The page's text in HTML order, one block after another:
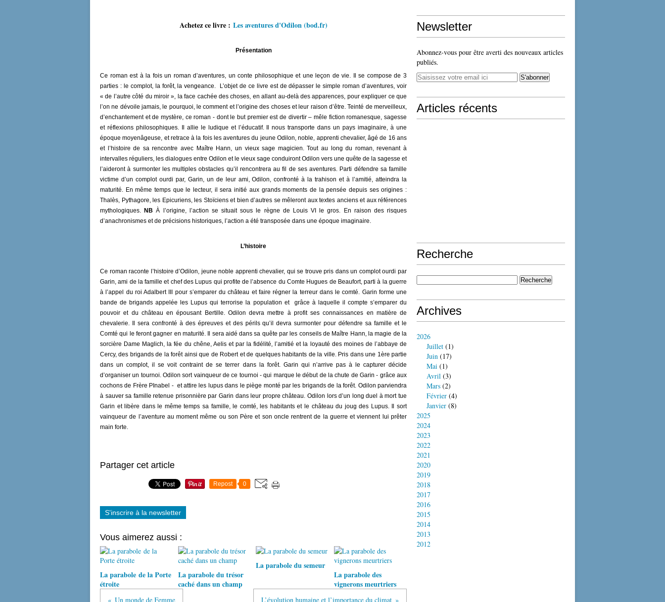
Achetez ce livre : Les aventures d'Odilon (bod.fr)
Présentation
Ce roman est à la fois un roman d’aventures, un conte philosophique et une leçon de vie. Il se compose de 3
parties : le complot, la forêt, la vengeance. L’objet de ce livre est de dépasser le simple roman d’aventures, voir
« de l’autre côté du miroir », la face cachée des choses, en allant au-delà des apparences, pour expliquer ce que
l’on ne dévoile jamais, le pourquoi, le comment et l’origine des choses et leur raison d’être. Teinté de merveilleux,
d’enchantement et de mystère, ce roman - dont le but premier est de divertir – mêle fiction romanesque, sagesse
et réflexions philosophiques. Il allie le ludique et l’éducatif. Il nous transporte dans un pays imaginaire, à une
époque moyenâgeuse, et retrace à la fois les aventures du jeune Odilon, noble, apprenti chevalier, âgé de 16 ans
et l’histoire de sa rencontre avec Maître Hann, un vieux sage magicien. Tout au long du roman, revenant à
intervalles réguliers, les dialogues entre Odilon et le vieux sage conduiront Odilon vers une quête de la sagesse et
l’aideront à surmonter les multiples obstacles qu’il rencontrera au fil de ses aventures. Parti défendre sa famille
victime d’un complot ourdi par, Garin, un de leur ami, Odilon, confronté à la trahison et à l’amitié, atteindra la
maturité. En même temps que le lecteur, il sera initié aux grands moments de la pensée depuis ses origines :
Thalès, Pythagore, les Epicuriens, les Stoïciens et bien d’autres se mêleront aux textes anciens et aux références
mythologiques. NB À l’origine, l’action se situait sous le règne de Louis VI le gros. En raison des risques
d’anachronismes et de précisions historiques, l’action a été transposée dans une époque imaginaire.
L’histoire
Ce roman raconte l’histoire d’Odilon, jeune noble apprenti chevalier, qui se trouve pris dans un complot ourdi par
Garin, ami de la famille et chef des Lupus qui profite de l’absence du Comte Hugues de Beaufort, parti à la guerre
à l’appel du roi Adalbert III pour s’emparer du château et faire régner la terreur dans le comté. Garin forme une
bande de brigands appelée les Lupus qui terrorise la population et grâce à laquelle il compte s’emparer du
pouvoir et du château en épousant Bertille. Odilon devra mettre à profit ses connaissances en matière de
chevalerie. Il sera confronté à des épreuves et des périls qu’il devra surmonter pour défendre sa famille et le
Comté qui le feront gagner en maturité. Il sera aidé dans sa quête par les conseils de Maître Hann, la magie de la
sorcière Dame Maglich, la fée du chêne, Aelis et par la fidélité, l’amitié et la loyauté des moines de l’abbaye de
Cercy, des brigands de la forêt ainsi que de Robert et de quelques habitants de la ville. Pris dans une 1ère partie
dans un complot, il se voit contraint de se terrer dans la forêt. Garin qui n’arrive pas à le capturer décide
d’organiser un tournoi. Odilon sort vainqueur de ce tournoi - qui marque le début de la chute de Garin - grâce aux
cochons de Frère PInabel - et attire les lupus dans le piège monté par les brigands de la forêt. Odilon parviendra
à sauver sa famille retenue prisonnière par Garin dans leur propre château. Odilon lors d’un long duel à mort tue
Garin et libère dans le même temps sa famille, le comté, les habitants et le château du joug des Lupus. Il sort
vainqueur de l’aventure au moment même ou son Père et son oncle rentrent de la guerre et viennent lui prêter
main forte.
Partager cet article
Repost 0
S'inscrire à la newsletter
Vous aimerez aussi :
La parabole de la Porte
étroite
La parabole du trésor
caché dans un champ
La parabole du semeur
La parabole des
vignerons meurtriers
Un monde de Femme L’évolution humaine et l’importance du climat
Newsletter
Abonnez-vous pour être averti des nouveaux articles
publiés.
Articles récents
Recherche
Archives
2026
Juillet (1)
Juin (17)
Mai (1)
Avril (3)
Mars (2)
Février (4)
Janvier (8)
2025
2024
2023
2022
2021
2020
2019
2018
2017
2016
2015
2014
2013
2012